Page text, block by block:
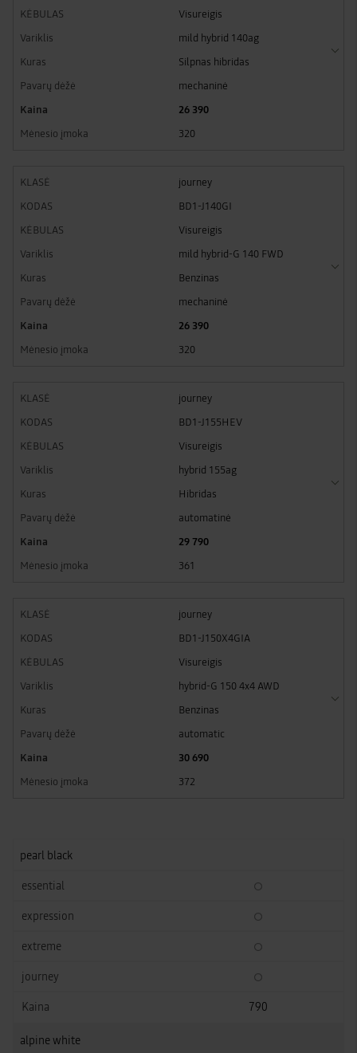
Visureigis
mild hybrid 140ag
Silpnas hibridas
mechaninė
26 390
320
journey
BD1-J140GI
Visureigis
mild hybrid-G 140 FWD
Benzinas
mechaninė
26 390
320
journey
BD1-J155HEV
Visureigis
hybrid 155ag
Hibridas
automatinė
29 790
361
journey
BD1-J150X4GIA
Visureigis
hybrid-G 150 4x4 AWD
Benzinas
automatic
30 690
372
pearl black
790
alpine white